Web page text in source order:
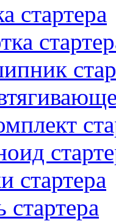
стартера
стартера
стартера